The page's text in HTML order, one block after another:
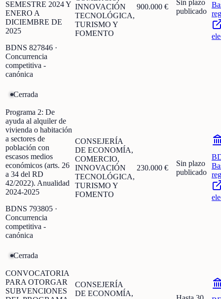
SEMESTRE 2024 Y
ENERO A
DICIEMBRE DE
2025
BDNS 827846 ·
Concurrencia
competitiva -
canónica
INNOVACIÓN
TECNOLÓGICA,
TURISMO Y
FOMENTO
900.000 €
Sin plazo
publicado
Cerrada
Programa 2: De
ayuda al alquiler de
vivienda o habitación
a sectores de
población con
escasos medios
económicos (arts. 26
a 34 del RD
42/2022). Anualidad
2024-2025
BDNS 793805 ·
Concurrencia
competitiva -
canónica
CONSEJERÍA
DE ECONOMÍA,
COMERCIO,
INNOVACIÓN
TECNOLÓGICA,
TURISMO Y
FOMENTO
230.000 €
Sin plazo
publicado
Cerrada
CONVOCATORIA
PARA OTORGAR
SUBVENCIONES
CONSEJERÍA
DE ECONOMÍA,